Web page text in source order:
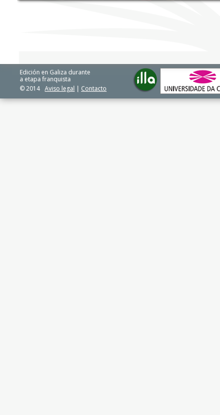
Edición en Galiza durante
a etapa franquista
© 2014 Aviso legal | Contacto